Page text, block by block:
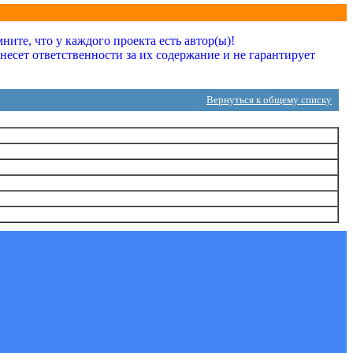
что у каждого проекта есть автор(ы)!
ответственности за их содержание и не гарантирует
Вернуться к общему списку